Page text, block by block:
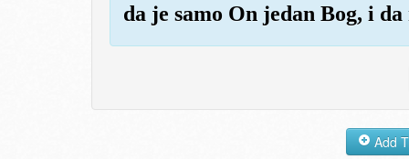
da je samo On jedan Bog, i